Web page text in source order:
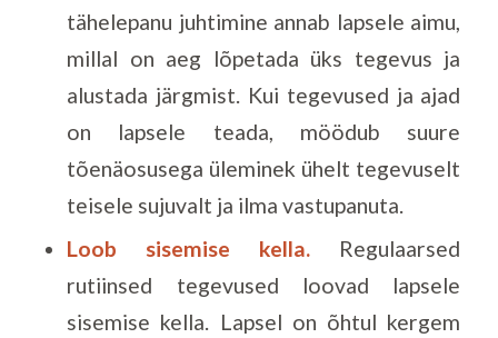
tähelepanu juhtimine annab lapsele aimu,
millal on aeg lõpetada üks tegevus ja
alustada järgmist. Kui tegevused ja ajad
on lapsele teada, möödub suure
tõenäosusega üleminek ühelt tegevuselt
teisele sujuvalt ja ilma vastupanuta.
Loob sisemise kella. Regulaarsed
rutiinsed tegevused loovad lapsele
sisemise kella. Lapsel on õhtul kergem